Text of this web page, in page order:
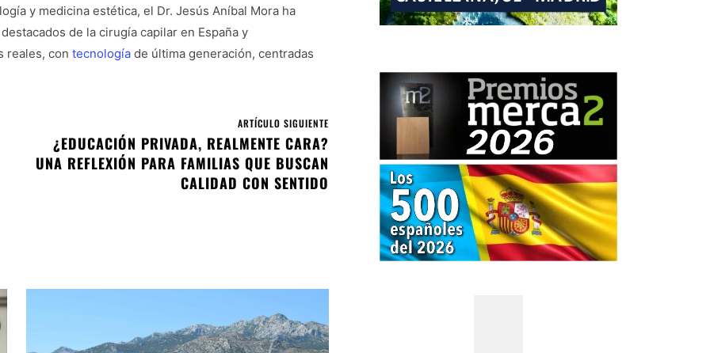
y medicina estética, el Dr. Jesús Aníbal Mora ha
de la cirugía capilar en España y
reales, con tecnología de última generación, centradas
ARTÍCULO SIGUIENTE
¿EDUCACIÓN PRIVADA, REALMENTE CARA?
UNA REFLEXIÓN PARA FAMILIAS QUE BUSCAN
CALIDAD CON SENTIDO